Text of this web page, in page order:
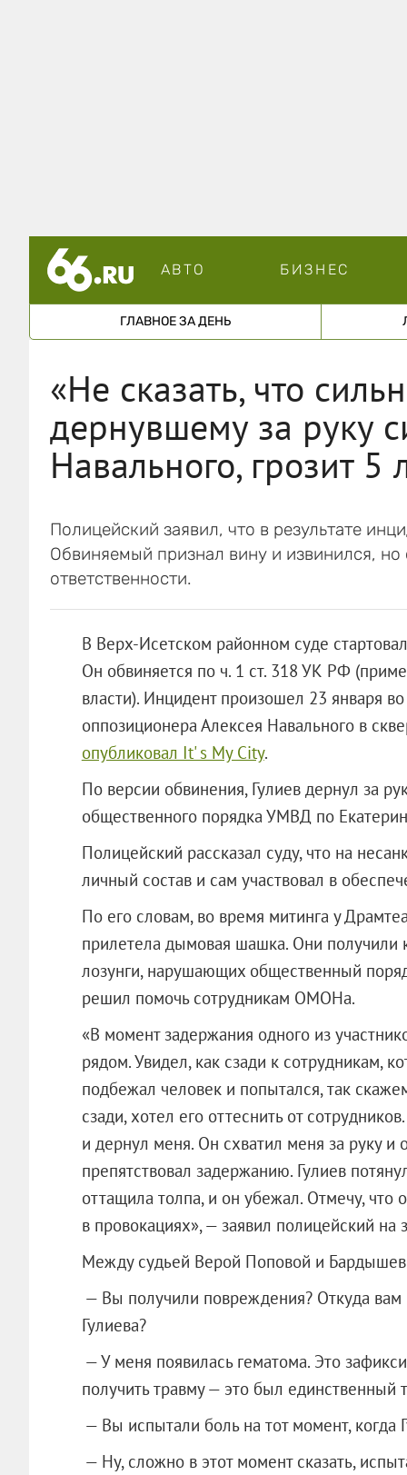
АВТО БИЗНЕС
ГЛАВНОЕ ЗА ДЕНЬ
«Не сказать, что
дернувшему за руку
Навального, грозит 5
Полицейский заявил, что в результате
Обвиняемый признал вину и извинился, но
ответственности.
В Верх-Исетском районном суде
Он обвиняется по ч. 1 ст. 318 УК РФ
власти). Инцидент произошел 23 января
оппозиционера Алексея Навального в
опубликовал It' s My City.
По версии обвинения, Гулиев дернул за
общественного порядка УМВД по
Полицейский рассказал суду, что на
личный состав и сам участвовал в
По его словам, во время митинга у
прилетела дымовая шашка. Они получили
лозунги, нарушающих общественный
решил помочь сотрудникам ОМОНа.
«В момент задержания одного из
рядом. Увидел, как сзади к сотрудникам,
подбежал человек и попытался, так
сзади, хотел его оттеснить от
и дернул меня. Он схватил меня за руку и
препятствовал задержанию. Гулиев
оттащила толпа, и он убежал. Отмечу,
в провокациях», — заявил полицейский на
Между судьей Верой Поповой и
— Вы получили повреждения? Откуда вам
Гулиева?
— У меня появилась гематома. Это
получить травму — это был единственный
— Вы испытали боль на тот момент, когда
— Ну, сложно в этот момент сказать,